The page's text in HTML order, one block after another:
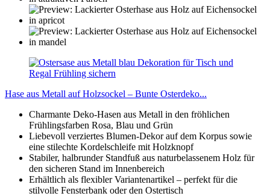
Hase aus Metall auf Holzsockel – Bunte Osterdeko...
Charmante Deko-Hasen aus Metall in den fröhlichen
Frühlingsfarben Rosa, Blau und Grün
Liebevoll verziertes Blumen-Dekor auf dem Korpus sowie
eine stilechte Kordelschleife mit Holzknopf
Stabiler, halbrunder Standfuß aus naturbelassenem Holz für
den sicheren Stand im Innenbereich
Erhältlich als flexibler Variantenartikel – perfekt für die
stilvolle Fensterbank oder den Ostertisch